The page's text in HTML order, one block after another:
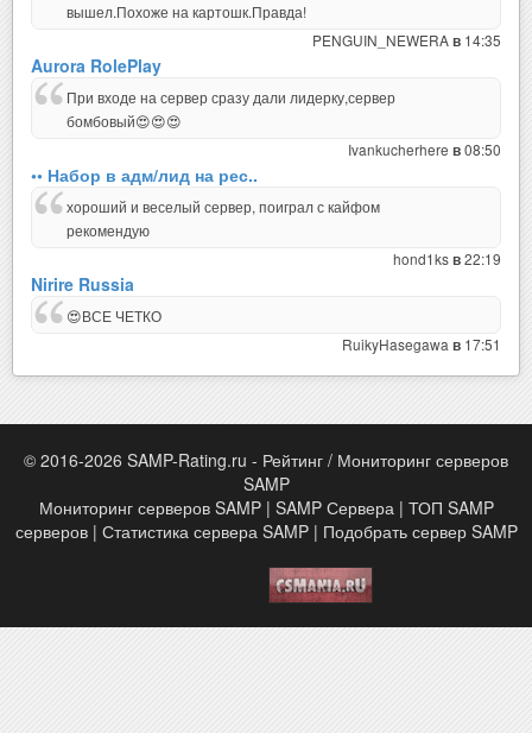
вышел.Похоже на картошк.Правда!
PENGUIN_NEWERAв 14:35
Aurora RolePlay
При входе на сервер сразу дали лидерку,сервер
бомбовый😍😍😍
Ivankucherhere в08:50
•• Набор в адм/лид на рес..
хороший и веселый сервер, поиграл с кайфом
рекомендую
hond1ksв22:19
Nirire Russia
😍ВСЕ ЧЕТКО
RuikyHasegawa в 17:51
© 2016-2026 SAMP-Rating.ru - Рейтинг / Мониторинг серверов
SAMP
Мониторинг серверов SAMP | SAMP Сервера | ТОП SAMP
серверов | Статистика сервера SAMP | Подобрать сервер SAMP